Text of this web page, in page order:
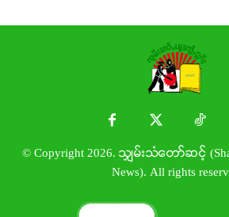
© Copyright 2026. သျှမ်းသံတော်ဆင့်
News). All rights